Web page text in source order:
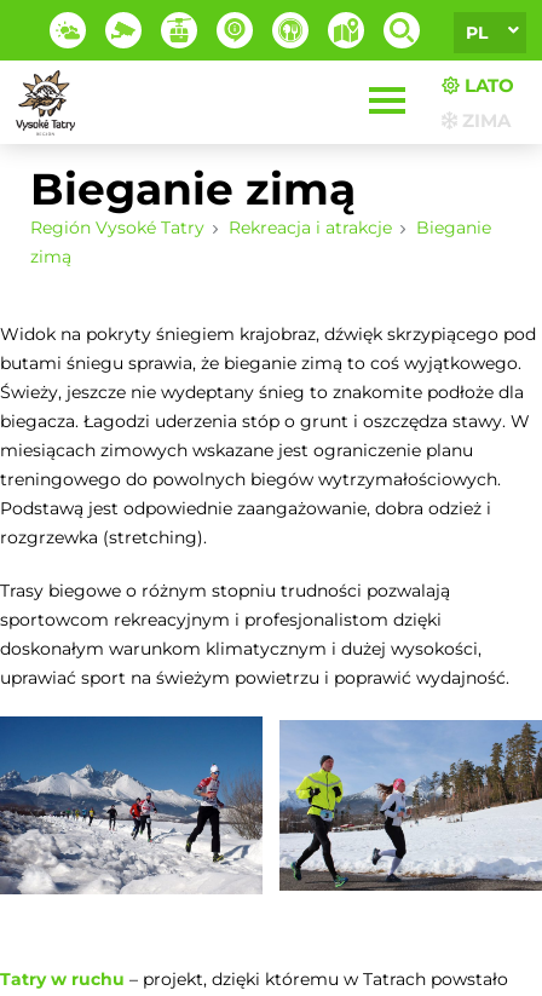
PL
LATO
ZIMA
Bieganie zimą
Región Vysoké Tatry Rekreacja i atrakcje
Bieganie
zimą
Widok na pokryty śniegiem krajobraz, dźwięk skrzypiącego pod
butami śniegu sprawia, że bieganie zimą to coś wyjątkowego.
Świeży, jeszcze nie wydeptany śnieg to znakomite podłoże dla
biegacza. Łagodzi uderzenia stóp o grunt i oszczędza stawy. W
miesiącach zimowych wskazane jest ograniczenie planu
treningowego do powolnych biegów wytrzymałościowych.
Podstawą jest odpowiednie zaangażowanie, dobra odzież i
rozgrzewka (stretching).
Trasy biegowe o różnym stopniu trudności pozwalają
sportowcom rekreacyjnym i profesjonalistom dzięki
doskonałym warunkom klimatycznym i dużej wysokości,
uprawiać sport na świeżym powietrzu i poprawić wydajność.
Tatry w ruchu – projekt, dzięki któremu w Tatrach powstało